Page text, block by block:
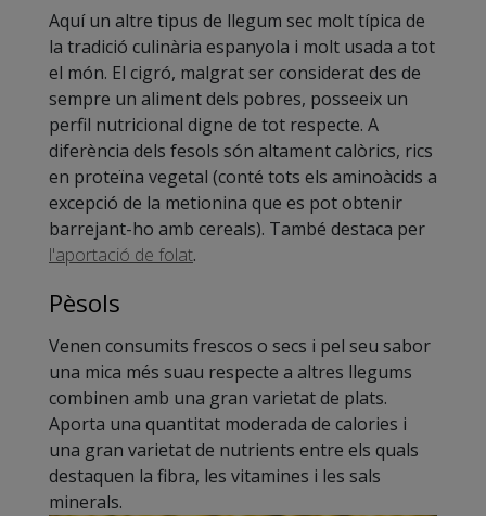
Aquí un altre tipus de llegum sec molt típica de
la tradició culinària espanyola i molt usada a tot
el món. El cigró, malgrat ser considerat des de
sempre un aliment dels pobres, posseeix un
perfil nutricional digne de tot respecte. A
diferència dels fesols són altament calòrics, rics
en proteïna vegetal (conté tots els aminoàcids a
excepció de la metionina que es pot obtenir
barrejant-ho amb cereals). També destaca per
l'aportació de folat.
Pèsols
Venen consumits frescos o secs i pel seu sabor
una mica més suau respecte a altres llegums
combinen amb una gran varietat de plats.
Aporta una quantitat moderada de calories i
una gran varietat de nutrients entre els quals
destaquen la fibra, les vitamines i les sals
minerals.